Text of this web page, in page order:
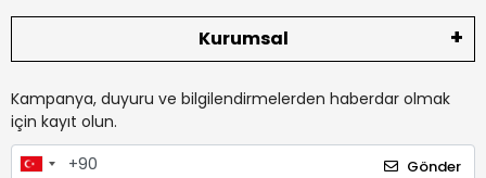
Kurumsal
Kampanya, duyuru ve bilgilendirmelerden haberdar olmak
için kayıt olun.
Gönder